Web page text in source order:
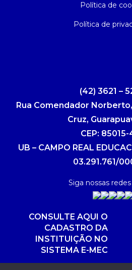
Política de
Política de
(42) 3621 –
Rua Comendador
Cruz,
CEP:
UB – CAMPO REAL
03.291.761/
Siga nossas redes
CONSULTE AQUI O
CADASTRO DA
INSTITUIÇÃO NO
SISTEMA E-MEC